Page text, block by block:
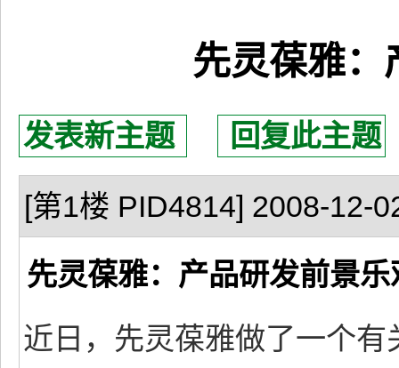
先灵葆雅：
发表新主题 回复此主题
[第1楼 PID4814] 2008-12-
先灵葆雅：产品研发前景乐
近日，先灵葆雅做了一个